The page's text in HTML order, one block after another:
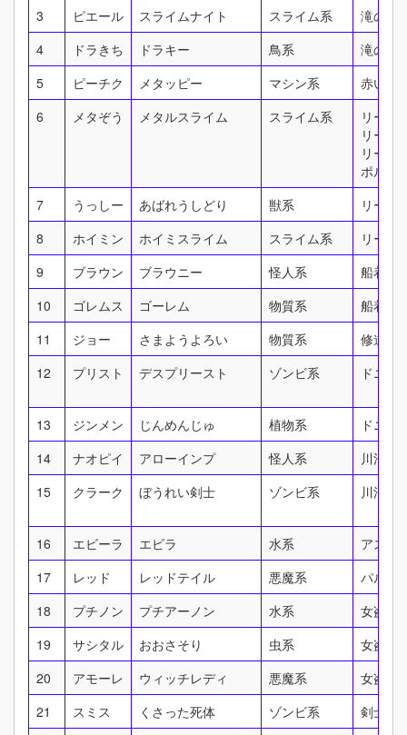
3
ピエール スライムナイト スライム系
滝の洞
4
ドラきち ドラキー 鳥系
滝の洞
5
ピーチク メタッピー マシン系
赤い木
6
メタぞう メタルスライム スライム系
リーザ
リーザ
リーザ
ポルト
7
うっしー あばれうしどり 獣系
リーザ
8
ホイミン ホイミスライム スライム系
リーザ
9
ブラウン ブラウニー 怪人系
船着き
10
ゴレムス ゴーレム 物質系
船着き
11
ジョー さまようよろい 物質系
修道院
12
プリスト デスプリースト ゾンビ系 ドニの
13 ジンメン じんめんじゅ 植物系
ドニの
14
ナオピイ アローインプ 怪人系
川沿い
15
クラーク ぼうれい剣士 ゾンビ系 川沿い
16 エビーラ エビラ 水系
アスカ
17
レッド レッドテイル 悪魔系
パルミ
18
プチノン プチアーノン 水系
女盗賊
19
サシタル おおさそり 虫系
女盗賊
20
アモーレ ウィッチレディ 悪魔系
女盗賊
21
スミス くさった死体 ゾンビ系
剣士像